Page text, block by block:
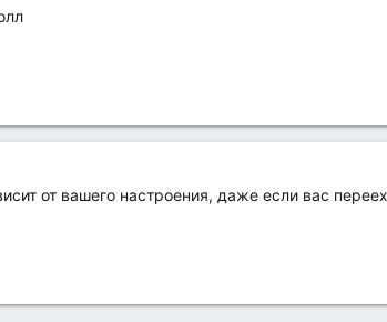
от вашего настроения, даже если вас